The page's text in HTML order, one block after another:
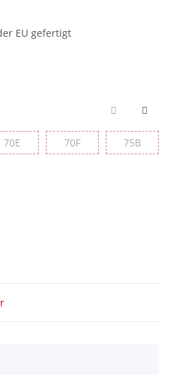
EU gefertigt
70E70E 70F70F 75B75B